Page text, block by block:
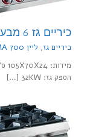
כיריים גז 6 מבערים 32kw שולחני
כיריים גז, ליין 700 GAMMA
מידות: 105X70X24 ס"מ
הספק גז: 32KW […]